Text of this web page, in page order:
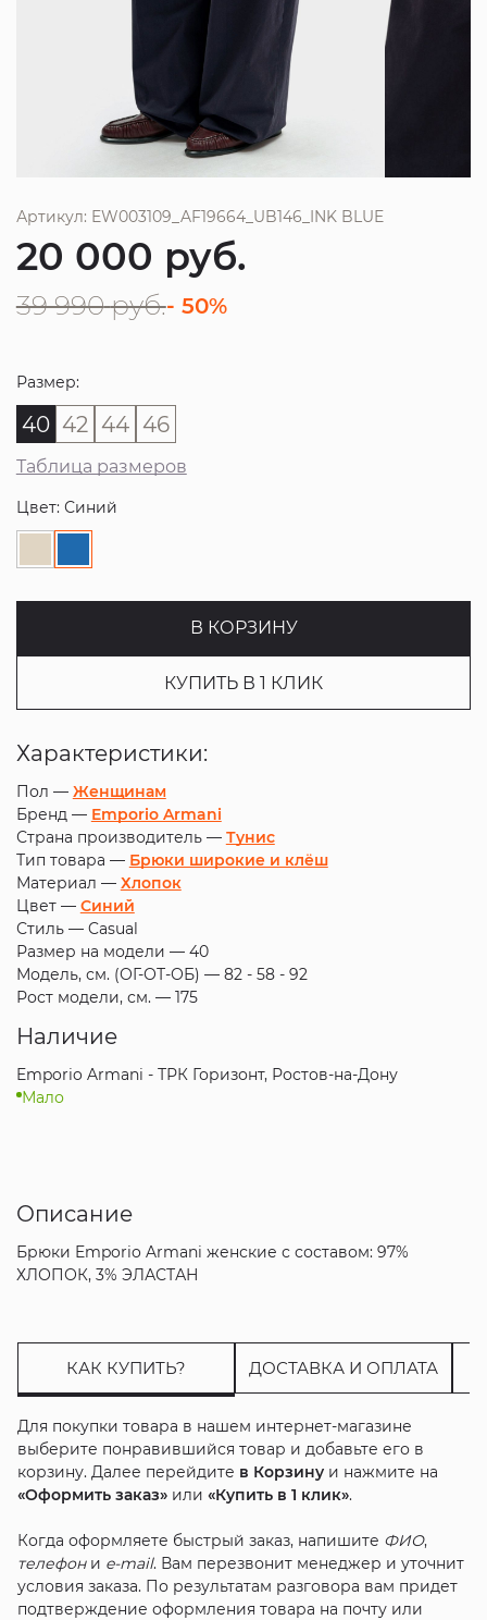
Артикул: EW003109_AF19664_UB146_INK BLUE
20 000 руб.
39 990 руб.- 50%
Размер:
40 42 44 46
Таблица размеров
Цвет: Синий
В КОРЗИНУ
КУПИТЬ В 1 КЛИК
Характеристики:
Пол — Женщинам
Бренд — Emporio Armani
Страна производитель — Тунис
Тип товара — Брюки широкие и клёш
Материал — Хлопок
Цвет — Синий
Стиль — Casual
Размер на модели — 40
Модель, см. (ОГ-ОТ-ОБ) — 82 - 58 - 92
Рост модели, см. — 175
Наличие
Emporio Armani - ТРК Горизонт, Ростов-на-Дону
Мало
Описание
Брюки Emporio Armani женские с составом: 97%
ХЛОПОК, 3% ЭЛАСТАН
КАК КУПИТЬ? ДОСТАВКА И ОПЛАТА
Для покупки товара в нашем интернет-магазине
выберите понравившийся товар и добавьте его в
корзину. Далее перейдите в Корзинуи нажмите на
«Оформить заказ»или «Купить в 1 клик».
Когда оформляете быстрый заказ, напишите ФИО,
телефони e-mail. Вам перезвонит менеджер и уточнит
условия заказа. По результатам разговора вам придет
подтверждение оформления товара на почту или